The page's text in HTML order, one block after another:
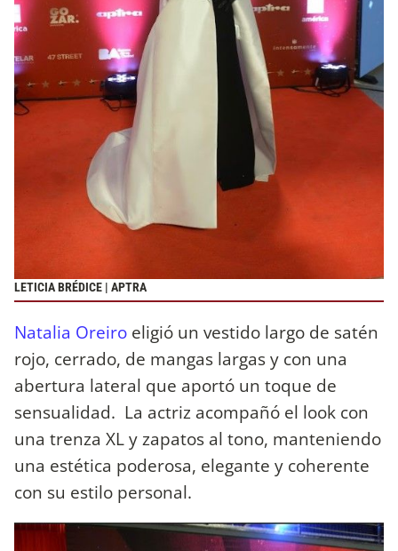
LETICIA BRÉDICE | APTRA
Natalia Oreiro eligió un vestido largo de satén
rojo, cerrado, de mangas largas y con una
abertura lateral que aportó un toque de
sensualidad. La actriz acompañó el look con
una trenza XL y zapatos al tono, manteniendo
una estética poderosa, elegante y coherente
con su estilo personal.